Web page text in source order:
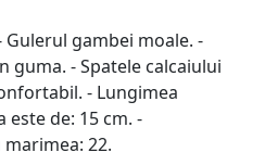
gambei moale. -
guma. - Spatele calcaiului
- Lungimea
de: 15 cm. -
22.